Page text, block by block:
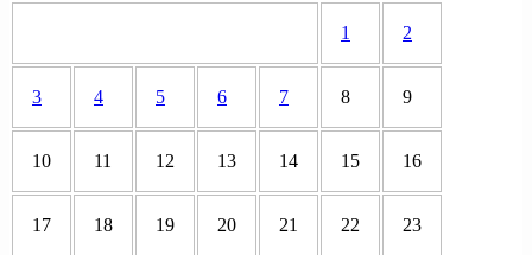
1 2
3 4 5 6 7 8 9
10 11 12 13 14 15 16
17 18 19 20 21 22 23